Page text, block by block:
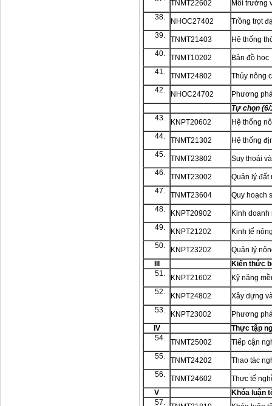
TNMT22602
Môi trường
38.
NHOC27402
Trồng trọt
39.
TNMT21403
Hệ thống
40.
TNMT10202
Bản đồ học
41.
TNMT24802
Thủy nông
42.
NHOC24702
Phương
Tự chọn (6/
43.
KNPT20602
Hệ thống
44.
TNMT21302
Hệ thống
45.
TNMT23802
Suy thoái
46.
TNMT23002
Quản lý đất
47.
TNMT23604
Quy hoạch
48.
KNPT20902
Kinh
49.
KNPT21202
Kinh tế
50.
KNPT23202
Quản lý
Kiến thức
51.
KNPT21602
Kỹ năng
52.
KNPT24802
Xây dựng
53.
KNPT23002
Phương
IV
Thực tập
54.
TNMT25002
Tiếp cận
55.
TNMT24202
Thao tác
56.
TNMT24602
Thực tế
V
Khóa luận
57.